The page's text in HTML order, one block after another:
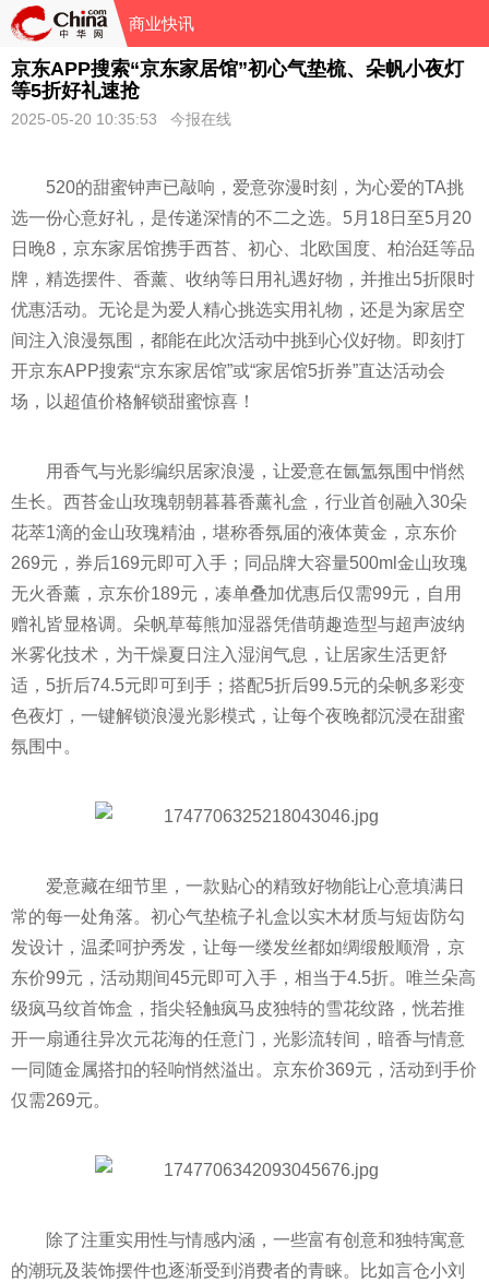
商业快讯
京东APP搜索“京东家居馆”初心气垫梳、朵帆小夜灯
等5折好礼速抢
2025-05-20 10:35:53 今报在线
520的甜蜜钟声已敲响，爱意弥漫时刻，为心爱的TA挑
选一份心意好礼，是传递深情的不二之选。5月18日至5月20
日晚8，京东家居馆携手西苔、初心、北欧国度、柏治廷等品
牌，精选摆件、香薰、收纳等日用礼遇好物，并推出5折限时
优惠活动。无论是为爱人精心挑选实用礼物，还是为家居空
间注入浪漫氛围，都能在此次活动中挑到心仪好物。即刻打
开京东APP搜索“京东家居馆”或“家居馆5折券”直达活动会
场，以超值价格解锁甜蜜惊喜！
用香气与光影编织居家浪漫，让爱意在氤氲氛围中悄然
生长。西苔金山玫瑰朝朝暮暮香薰礼盒，行业首创融入30朵
花萃1滴的金山玫瑰精油，堪称香氛届的液体黄金，京东价
269元，券后169元即可入手；同品牌大容量500ml金山玫瑰
无火香薰，京东价189元，凑单叠加优惠后仅需99元，自用
赠礼皆显格调。朵帆草莓熊加湿器凭借萌趣造型与超声波纳
米雾化技术，为干燥夏日注入湿润气息，让居家生活更舒
适，5折后74.5元即可到手；搭配5折后99.5元的朵帆多彩变
色夜灯，一键解锁浪漫光影模式，让每个夜晚都沉浸在甜蜜
氛围中。
爱意藏在细节里，一款贴心的精致好物能让心意填满日
常的每一处角落。初心气垫梳子礼盒以实木材质与短齿防勾
发设计，温柔呵护秀发，让每一缕发丝都如绸缎般顺滑，京
东价99元，活动期间45元即可入手，相当于4.5折。唯兰朵高
级疯马纹首饰盒，指尖轻触疯马皮独特的雪花纹路，恍若推
开一扇通往异次元花海的任意门，光影流转间，暗香与情意
一同随金属搭扣的轻响悄然溢出。京东价369元，活动到手价
仅需269元。
除了注重实用性与情感内涵，一些富有创意和独特寓意
的潮玩及装饰摆件也逐渐受到消费者的青睐。比如言仓小刘